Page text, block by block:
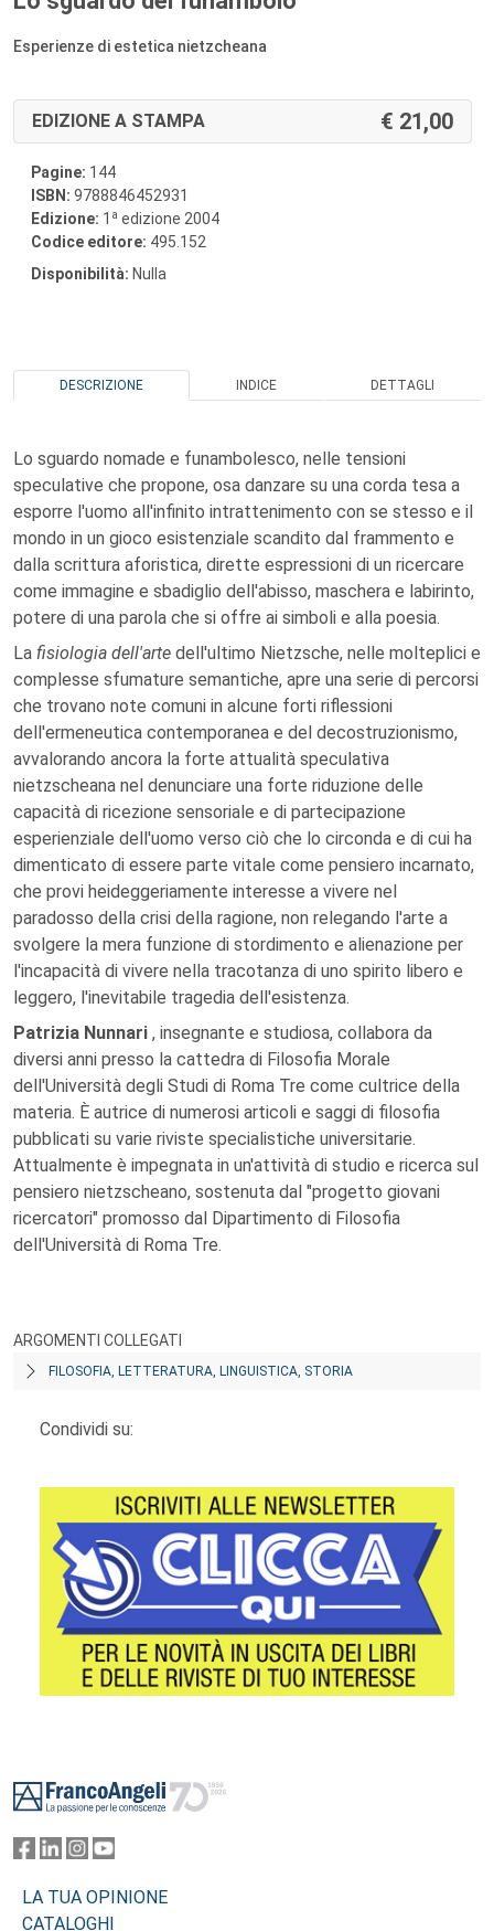
Esperienze di estetica nietzcheana
EDIZIONE A STAMPA 21,00
Pagine: 144
ISBN: 9788846452931
Edizione: 1 a edizione 2004
Codice editore: 495.152
Disponibilità: Nulla
DESCRIZIONE INDICE DETTAGLI
Lo sguardo nomade e funambolesco, nelle tensioni
speculative che propone, osa danzare su una corda tesa a
esporre l'uomo all'infinito intrattenimento con se stesso e il
mondo in un gioco esistenziale scandito dal frammento e
dalla scrittura aforistica, dirette espressioni di un ricercare
come immagine e sbadiglio dell'abisso, maschera e labirinto,
potere di una parola che si offre ai simboli e alla poesia.
La fisiologia dell'arte dell'ultimo Nietzsche, nelle molteplici e
complesse sfumature semantiche, apre una serie di percorsi
che trovano note comuni in alcune forti riflessioni
dell'ermeneutica contemporanea e del decostruzionismo,
avvalorando ancora la forte attualità speculativa
nietzscheana nel denunciare una forte riduzione delle
capacità di ricezione sensoriale e di partecipazione
esperienziale dell'uomo verso ciò che lo circonda e di cui ha
dimenticato di essere parte vitale come pensiero incarnato,
che provi heideggeriamente interesse a vivere nel
paradosso della crisi della ragione, non relegando l'arte a
svolgere la mera funzione di stordimento e alienazione per
l'incapacità di vivere nella tracotanza di uno spirito libero e
leggero, l'inevitabile tragedia dell'esistenza.
Patrizia Nunnari , insegnante e studiosa, collabora da
diversi anni presso la cattedra di Filosofia Morale
dell'Università degli Studi di Roma Tre come cultrice della
materia. È autrice di numerosi articoli e saggi di filosofia
pubblicati su varie riviste specialistiche universitarie.
Attualmente è impegnata in un'attività di studio e ricerca sul
pensiero nietzscheano, sostenuta dal "progetto giovani
ricercatori" promosso dal Dipartimento di Filosofia
dell'Università di Roma Tre.
ARGOMENTI COLLEGATI
FILOSOFIA, LETTERATURA, LINGUISTICA, STORIA
Condividi su:
LA TUA OPINIONE
CATALOGHI